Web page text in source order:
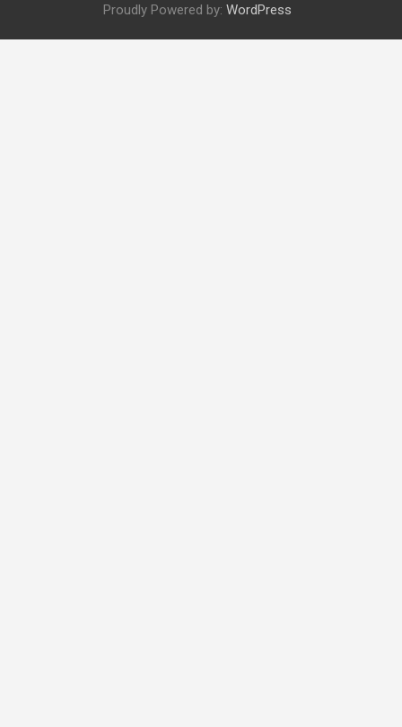
Proudly Powered by: WordPress